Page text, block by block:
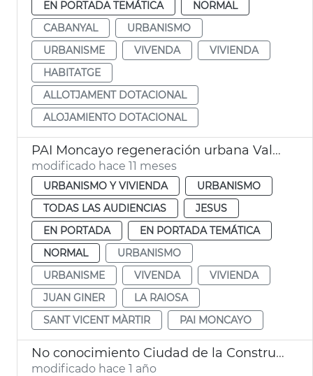
EN PORTADA TEMÁTICA
NORMAL
CABANYAL
URBANISMO
URBANISME
VIVENDA
VIVIENDA
HABITATGE
ALLOTJAMENT DOTACIONAL
ALOJAMIENTO DOTACIONAL
PAI Moncayo regeneración urbana València
modificado hace 11 meses
URBANISMO Y VIVIENDA
URBANISMO
TODAS LAS AUDIENCIAS
JESUS
EN PORTADA
EN PORTADA TEMÁTICA
NORMAL
URBANISMO
URBANISME
VIVENDA
VIVIENDA
JUAN GINER
LA RAIOSA
SANT VICENT MÀRTIR
PAI MONCAYO
No conocimiento Ciudad de la Construcció
modificado hace 1 año